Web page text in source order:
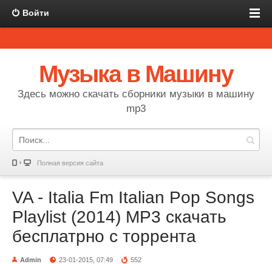
Войти
Музыка в Машину
Здесь можно скачать сборники музыки в машину
mp3
Полная версия сайта
VA - Italia Fm Italian Pop Songs
Playlist (2014) MP3 скачать
бесплатрно с торрента
Admin 23-01-2015, 07:49 552